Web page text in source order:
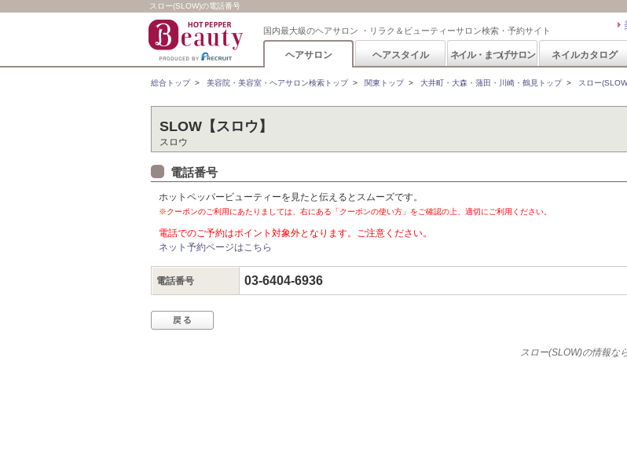
スロー(SLOW)の電話番号
国内最大級のヘアサロン ・リラク＆ビューティーサロン検索・予約サイト
ヘアサロン ヘアスタイル ネイル・まつげサロン ネイルカタログ
総合トップ> 美容院・美容室・ヘアサロン検索トップ> 関東トップ> 大井町・大森・蒲田・川崎・鶴見トップ> スロー
SLOW【スロウ】
スロウ
電話番号
ホットペッパービューティーを見たと伝えるとスムーズです。
※クーポンのご利用にあたりましては、右にある「クーポンの使い方」をご確認の上、適切にご利用ください。
電話でのご予約はポイント対象外となります。ご注意ください。
ネット予約ページはこちら
電話番号 03-6404-6936
スロー(SLOW)の情報な